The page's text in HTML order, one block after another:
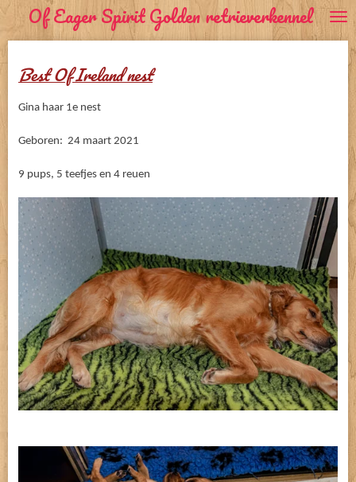
direct
de
hoofdinhoud
Of Eager Spirit Golden retrieverkennel
Best Of Ireland nest
Gina haar 1e nest
Geboren: 24 maart 2021
9 pups, 5 teefjes en 4 reuen